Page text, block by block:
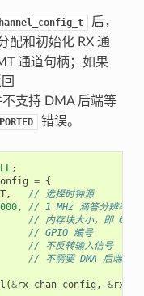
后，
配和初始化 RX 通
通道句柄；如果
支持 DMA 后端等
错误。
;
= {
,
// 选择时钟源
,
// 1 MHz 滴答分辨率
// 内存块大小，即 64
// GPIO 编号
// 不反转输入信号
// 不需要 DMA 后端
(&rx_chan_config , &